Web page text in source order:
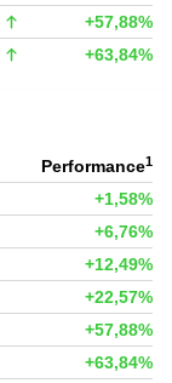
+57,88%
+63,84%
Performance1
+1,58%
+6,76%
+12,49%
+22,57%
+57,88%
+63,84%